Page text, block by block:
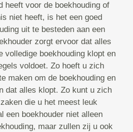
heeft voor de boekhouding of
niet heeft, is het een goed
uit te besteden aan een
zorgt ervoor dat alles
volledige boekhouding klopt en
voldoet. Zo hoeft u zich
maken om de boekhouding en
dat alles klopt. Zo kunt u zich
die u het meest leuk
een boekhouder niet alleen
maar zullen zij u ook